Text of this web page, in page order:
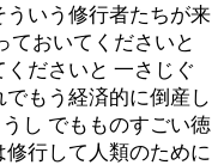
いう修行者たちが来
ておいてくださいと
ださいと 一さじぐ
もう経済的に倒産し
し でもものすごい徳
行して人類のために